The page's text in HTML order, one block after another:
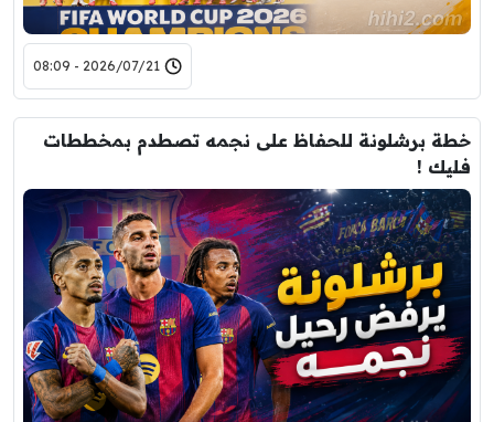
2026/07/21 - 08:09
خطة برشلونة للحفاظ على نجمه تصطدم بمخططات
فليك !